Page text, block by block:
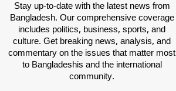
Stay up-to-date with the latest news from
Bangladesh. Our comprehensive coverage
includes politics, business, sports, and
culture. Get breaking news, analysis, and
commentary on the issues that matter most
to Bangladeshis and the international
community.